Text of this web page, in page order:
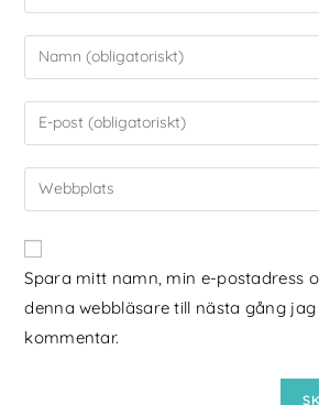
Spara mitt namn, min e-postadress
denna webbläsare till nästa gång jag
kommentar.